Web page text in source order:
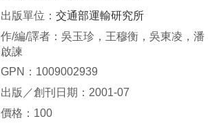
出版單位： 交通部運輸研究所
作/編/譯者：吳玉珍，王穆衡，吳東凌，潘
啟諫
GPN：1009002939
出版／創刊日期：2001-07
價格：100